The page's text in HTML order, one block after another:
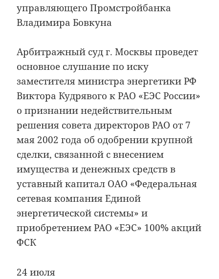
управляющего Промстройбанка
Владимира Бовкуна
Арбитражный суд г. Москвы проведет
основное слушание по иску
заместителя министра энергетики РФ
Виктора Кудрявого к РАО «ЕЭС России»
о признании недействительным
решения совета директоров РАО от 7
мая 2002 года об одобрении крупной
сделки, связанной с внесением
имущества и денежных средств в
уставный капитал ОАО «Федеральная
сетевая компания Единой
энергетической системы» и
приобретением РАО «ЕЭС» 100% акций
ФСК
24 июля